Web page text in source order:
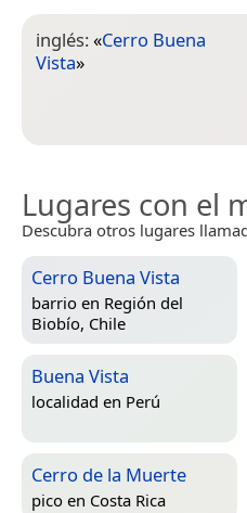
inglés:«Cerro Buena
Vista»
Lugares con el
Descubra otros lugares
Cerro Buena Vista
barrio en Región del
Biobío, Chile
Buena Vista
localidad en Perú
Cerro de la Muerte
pico en Costa Rica